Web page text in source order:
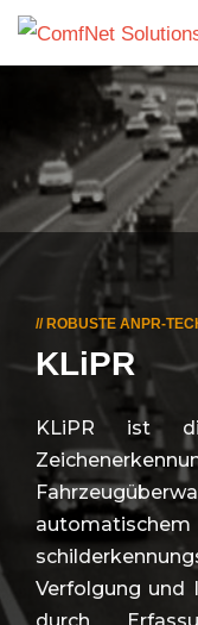
// ROBUSTE ANPR-
KLiPR
KLiPR ist
Verfolgung und